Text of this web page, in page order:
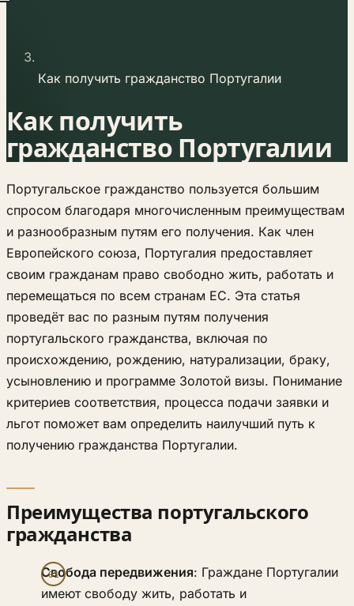
Как получить гражданство Португалии
Как получить
гражданство Португалии
Португальское гражданство пользуется большим
спросом благодаря многочисленным преимуществам
и разнообразным путям его получения. Как член
Европейского союза, Португалия предоставляет
своим гражданам право свободно жить, работать и
перемещаться по всем странам ЕС. Эта статья
проведёт вас по разным путям получения
португальского гражданства, включая по
происхождению, рождению, натурализации, браку,
усыновлению и программе Золотой визы. Понимание
критериев соответствия, процесса подачи заявки и
льгот поможет вам определить наилучший путь к
получению гражданства Португалии.
Преимущества португальского
гражданства
Свобода передвижения: Граждане Португалии
имеют свободу жить, работать и